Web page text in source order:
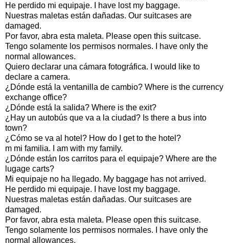
He perdido mi equipaje. I have lost my baggage.
Nuestras maletas están dañadas. Our suitcases are
damaged.
Por favor, abra esta maleta. Please open this suitcase.
Tengo solamente los permisos normales. I have only the
normal allowances.
Quiero declarar una cámara fotográfica. I would like to
declare a camera.
¿Dónde está la ventanilla de cambio? Where is the currency
exchange office?
¿Dónde está la salida? Where is the exit?
¿Hay un autobús que va a la ciudad? Is there a bus into
town?
¿Cómo se va al hotel? How do I get to the hotel?
m mi familia. I am with my family.
¿Dónde están los carritos para el equipaje? Where are the
lugage carts?
Mi equipaje no ha llegado. My baggage has not arrived.
He perdido mi equipaje. I have lost my baggage.
Nuestras maletas están dañadas. Our suitcases are
damaged.
Por favor, abra esta maleta. Please open this suitcase.
Tengo solamente los permisos normales. I have only the
normal allowances.